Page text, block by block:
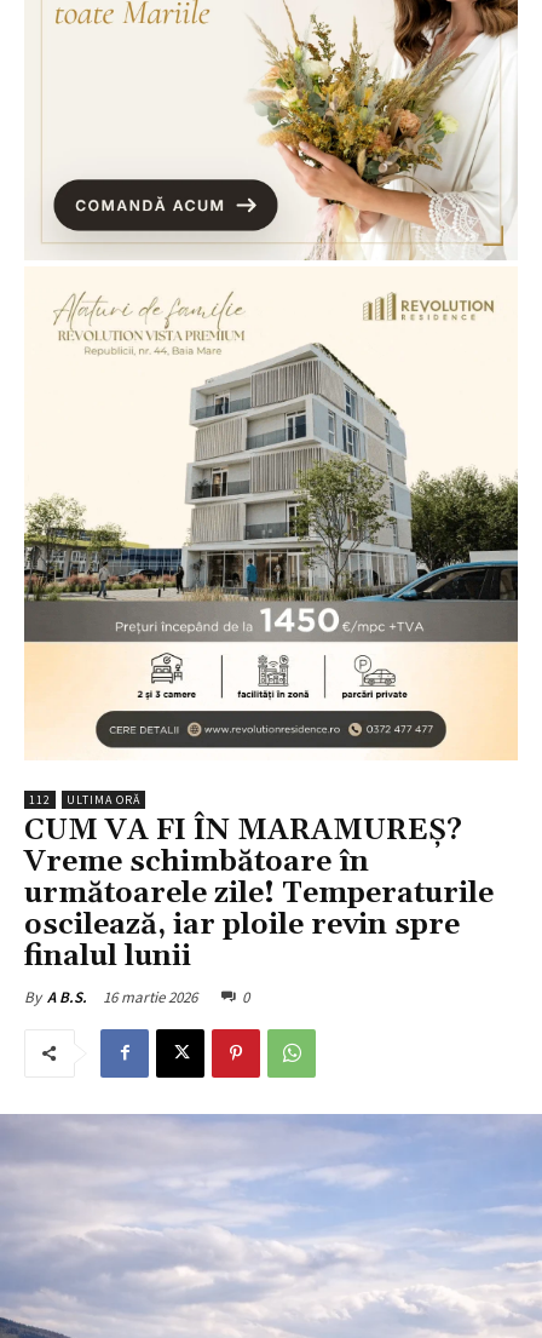
112 ULTIMA ORĂ
CUM VA FI ÎN MARAMUREȘ?
Vreme schimbătoare în
următoarele zile! Temperaturile
oscilează, iar ploile revin spre
finalul lunii
By A B.S. 16 martie 2026 0